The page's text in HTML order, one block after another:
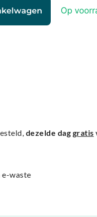
Op
dezelde dag gratis
e-waste